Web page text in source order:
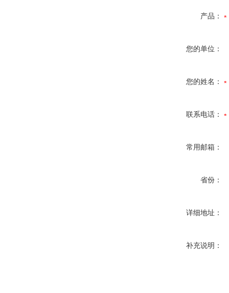
产品：
您的单位：
您的姓名：
联系电话：
常用邮箱：
省份：
详细地址：
补充说明：